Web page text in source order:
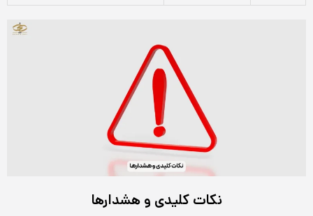
نکات کلیدی و هشدارها